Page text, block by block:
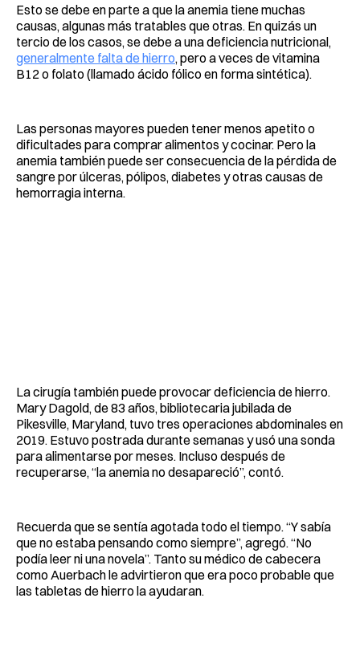
Esto se debe en parte a que la anemia tiene muchas
causas, algunas más tratables que otras. En quizás un
tercio de los casos, se debe a una deficiencia nutricional,
generalmente falta de hierro, pero a veces de vitamina
B12 o folato (llamado ácido fólico en forma sintética).
Las personas mayores pueden tener menos apetito o
dificultades para comprar alimentos y cocinar. Pero la
anemia también puede ser consecuencia de la pérdida de
sangre por úlceras, pólipos, diabetes y otras causas de
hemorragia interna.
La cirugía también puede provocar deficiencia de hierro.
Mary Dagold, de 83 años, bibliotecaria jubilada de
Pikesville, Maryland, tuvo tres operaciones abdominales en
2019. Estuvo postrada durante semanas y usó una sonda
para alimentarse por meses. Incluso después de
recuperarse, “la anemia no desapareció”, contó.
Recuerda que se sentía agotada todo el tiempo. “Y sabía
que no estaba pensando como siempre”, agregó. “No
podía leer ni una novela”. Tanto su médico de cabecera
como Auerbach le advirtieron que era poco probable que
las tabletas de hierro la ayudaran.